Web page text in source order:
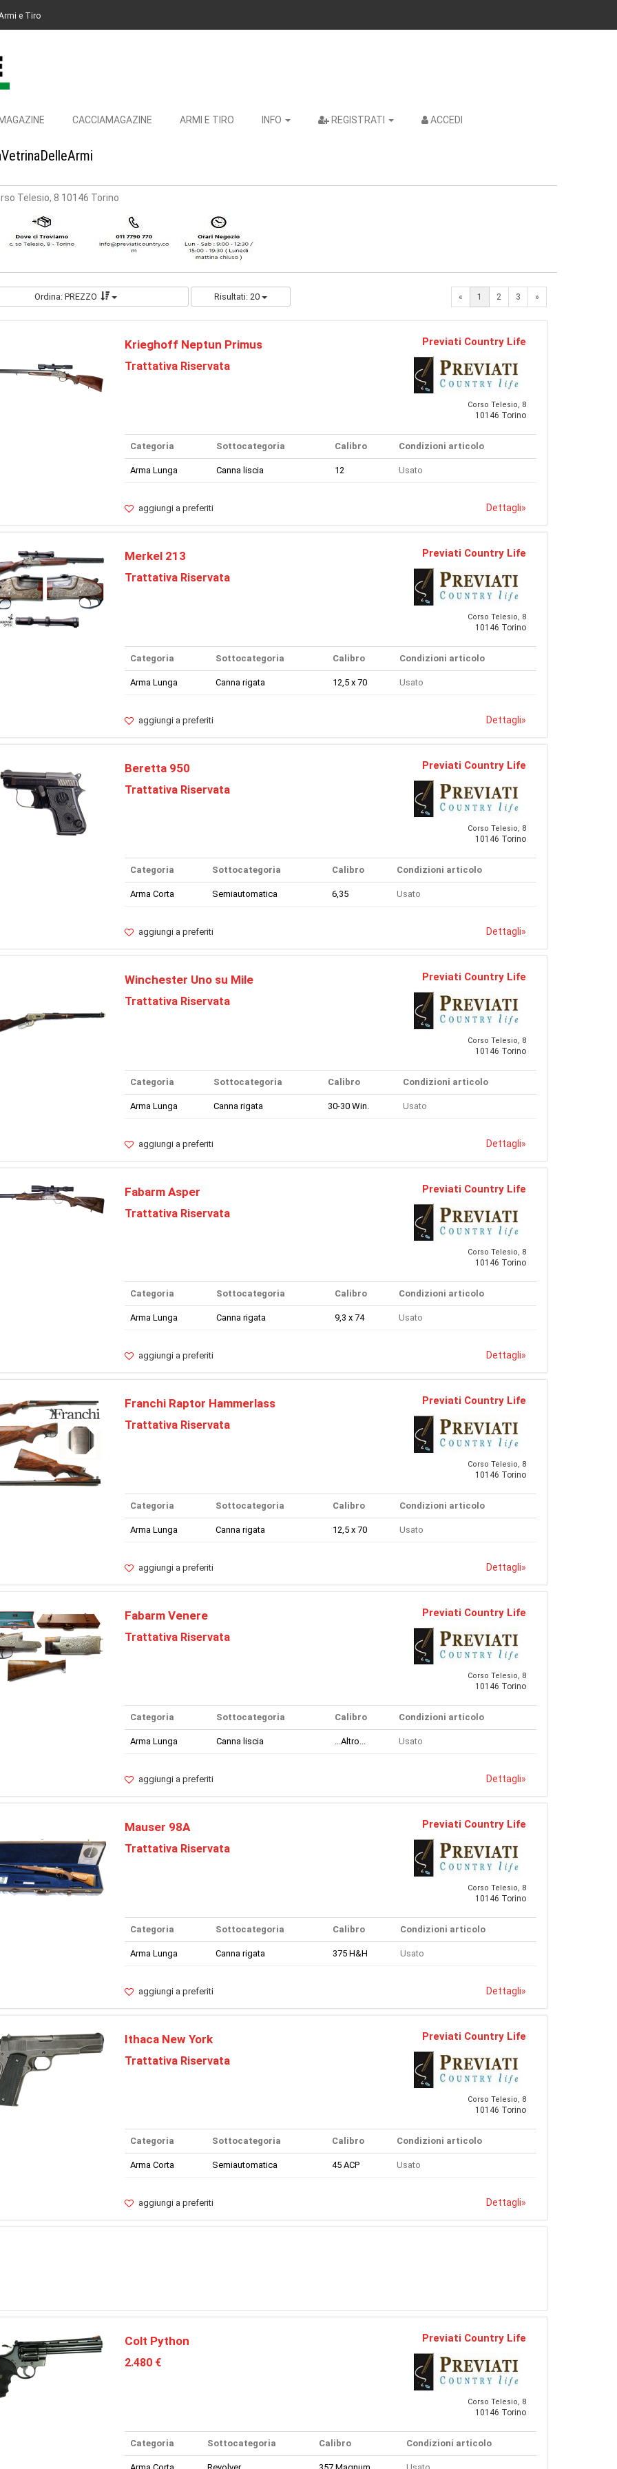
e Tiro
CACCIAMAGAZINE ARMI E TIRO INFO REGISTRATI ACCEDI
Telesio, 8 10146 Torino
Ordina: PREZZO Risultati: 20 « 1 2 3 »
Krieghoff Neptun Primus
Trattativa Riservata
Previati Country Life
Corso Telesio, 8
10146 Torino
Categoria Sottocategoria Calibro Condizioni articolo
Arma Lunga Canna liscia 12 Usato
aggiungi a preferiti Dettagli»
Merkel 213
Trattativa Riservata
Previati Country Life
Corso Telesio, 8
10146 Torino
Categoria Sottocategoria Calibro Condizioni articolo
Arma Lunga Canna rigata 12,5 x 70 Usato
aggiungi a preferiti Dettagli»
Beretta 950
Trattativa Riservata
Previati Country Life
Corso Telesio, 8
10146 Torino
Categoria Sottocategoria Calibro Condizioni articolo
Arma Corta Semiautomatica 6,35 Usato
aggiungi a preferiti Dettagli»
Winchester Uno su Mile
Trattativa Riservata
Previati Country Life
Corso Telesio, 8
10146 Torino
Categoria Sottocategoria Calibro Condizioni articolo
Arma Lunga Canna rigata 30-30 Win. Usato
aggiungi a preferiti Dettagli»
Fabarm Asper
Trattativa Riservata
Previati Country Life
Corso Telesio, 8
10146 Torino
Categoria Sottocategoria Calibro Condizioni articolo
Arma Lunga Canna rigata 9,3 x 74 Usato
aggiungi a preferiti Dettagli»
Franchi Raptor Hammerlass
Trattativa Riservata
Previati Country Life
Corso Telesio, 8
10146 Torino
Categoria Sottocategoria Calibro Condizioni articolo
Arma Lunga Canna rigata 12,5 x 70 Usato
aggiungi a preferiti Dettagli»
Fabarm Venere
Trattativa Riservata
Previati Country Life
Corso Telesio, 8
10146 Torino
Categoria Sottocategoria Calibro Condizioni articolo
Arma Lunga Canna liscia ...Altro... Usato
aggiungi a preferiti Dettagli»
Mauser 98A
Trattativa Riservata
Previati Country Life
Corso Telesio, 8
10146 Torino
Categoria Sottocategoria Calibro Condizioni articolo
Arma Lunga Canna rigata 375 H&H Usato
aggiungi a preferiti Dettagli»
Ithaca New York
Trattativa Riservata
Previati Country Life
Corso Telesio, 8
10146 Torino
Categoria Sottocategoria Calibro Condizioni articolo
Arma Corta Semiautomatica 45 ACP Usato
aggiungi a preferiti Dettagli»
Colt Python
2.480 €
Previati Country Life
Corso Telesio, 8
10146 Torino
Categoria Sottocategoria Calibro Condizioni articolo